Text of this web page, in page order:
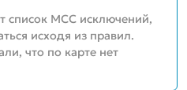
список MCC исключений,
исходя из правил.
что по карте нет